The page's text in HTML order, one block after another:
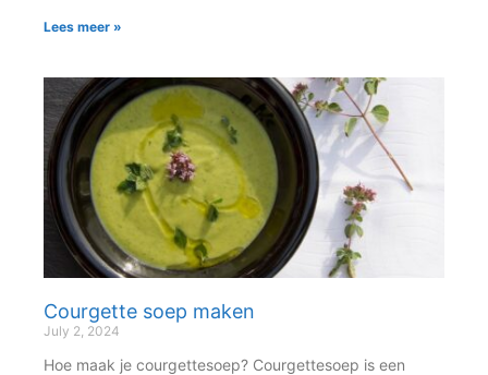
Lees meer »
Courgette soep maken
July 2, 2024
Hoe maak je courgettesoep? Courgettesoep is een